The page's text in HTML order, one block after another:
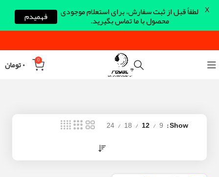
0 ۰تومان
Show
9
12
18
24
لطفاً قبل از ثبت سفارش، برای استعلام موجودی
محصول با ما تماس بگیرید. فهمیدم X